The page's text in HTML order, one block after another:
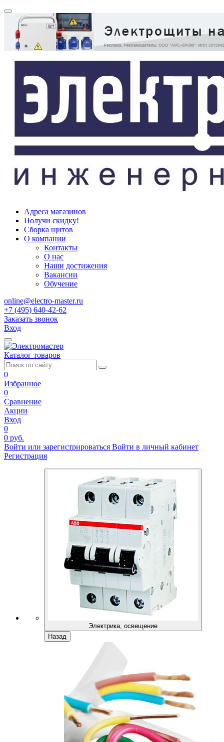
Адреса магазинов
Получи скидку!
Сборка щитов
О компании
Контакты
О нас
Наши достижения
Вакансии
Обучение
online@electro-master.ru
+7 (495) 640-42-62
Заказать звонок
Вход
Каталог товаров
0
Избранное
0
Сравнение
Акции
Вход
0
0 руб.
Войти или зарегистрироваться Войти в личный кабинет
Регистрация
Электрика, освещение
Назад